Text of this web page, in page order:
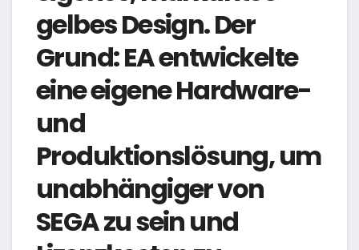
gelbes Design. Der
Grund: EA entwickelte
eine eigene Hardware-
und
Produktionslösung, um
unabhängiger von
SEGA zu sein und